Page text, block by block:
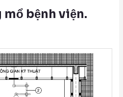
bệnh viện.